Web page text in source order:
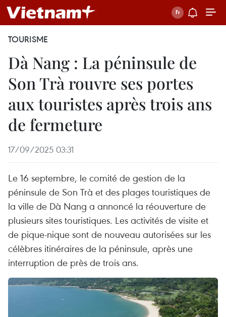
TOURISME
Dà Nang : La péninsule de
Son Trà rouvre ses portes
aux touristes après trois ans
de fermeture
17/09/2025 03:31
Le 16 septembre, le comité de gestion de la
péninsule de Son Trà et des plages touristiques de
la ville de Dà Nang a annoncé la réouverture de
plusieurs sites touristiques. Les activités de visite et
de pique-nique sont de nouveau autorisées sur les
célèbres itinéraires de la péninsule, après une
interruption de près de trois ans.